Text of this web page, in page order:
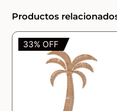
Productos
33% OFF